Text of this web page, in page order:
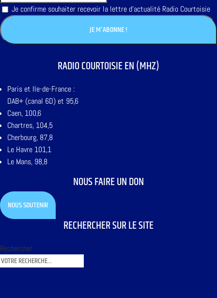
Je confirme souhaiter recevoir la lettre d'actualité Radio Courtoisie
RADIO COURTOISIE EN (MHZ)
Paris et Ile-de-France :
DAB+ (canal 6D) et 95,6
Caen, 100,6
Chartres, 104,5
Cherbourg, 87,8
Le Havre 101,1
Le Mans, 98,8
NOUS FAIRE UN DON
NOUS SOUTENIR
RECHERCHER SUR LE SITE
Rechercher